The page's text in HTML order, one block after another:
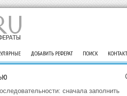
ДОБАВИТЬ РЕФЕРАТ ПОИСК
сначала заполнить